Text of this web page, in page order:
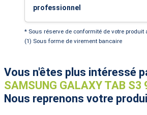
professionnel
* Sous réserve de conformité de votre produit
(1) Sous forme de virement bancaire
Vous n'êtes plus intéressé
SAMSUNG GALAXY TAB S3
Nous reprenons votre